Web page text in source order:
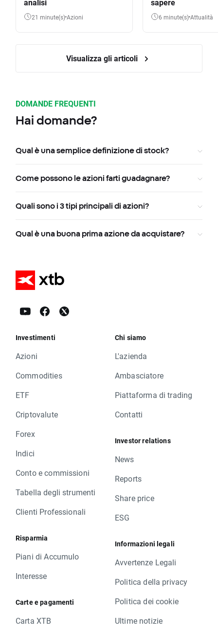
analisi
21 minute(s) Azioni
sapere
6 minute(s) Attualità
Visualizza gli articoli
DOMANDE FREQUENTI
Hai domande?
Qual è una semplice definizione di stock?
Come possono le azioni farti guadagnare?
Quali sono i 3 tipi principali di azioni?
Qual è una buona prima azione da acquistare?
Investimenti
Azioni
Commodities
ETF
Criptovalute
Forex
Indici
Conto e commissioni
Tabella degli strumenti
Clienti Professionali
Risparmia
Piani di Accumulo
Interesse
Carte e pagamenti
Carta XTB
Chi siamo
L'azienda
Ambasciatore
Piattaforma di trading
Contatti
Investor relations
News
Reports
Share price
ESG
Informazioni legali
Avvertenze Legali
Politica della privacy
Politica dei cookie
Ultime notizie